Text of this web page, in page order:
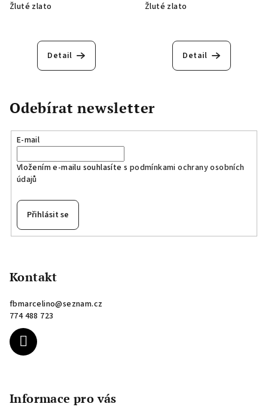
Žluté zlato
Detail
Žluté zlato
Detail
Odebírat newsletter
E-mail
Vložením e-mailu souhlasíte s podmínkami ochrany osobních
údajů
Přihlásit se
Kontakt
fbmarcelino@seznam.cz
774 488 723
Informace pro vás